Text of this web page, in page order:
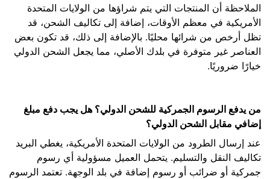
الملاحظة أن المنتجات التي يتم شراؤها من الولايات المتحدة
الأمريكية في معظم الأوقات، إضافة إلى تكاليف الشحن، قد
تظل أرخص من شرائها محليًا. بالإضافة إلى ذلك، قد تكون بعض
العناصر غير متوفرة في بلدك الأصلي، مما يجعل الشحن الدولي
خيارًا ضروريًا.
من يدفع الرسوم الجمركية للشحن الدولي؟ هل يجب دفع مبلغ
إضافي مقابل الشحن الدولي؟
عند إرسال الطرود من الولايات المتحدة الأمريكية، يغطي البريد
تكاليف النقل والتسليم. يتحمل العميل مسؤولية أي رسوم
جمركية أو ضرائب أو رسوم إضافة في بلد الوجهة. تعتمد الرسوم